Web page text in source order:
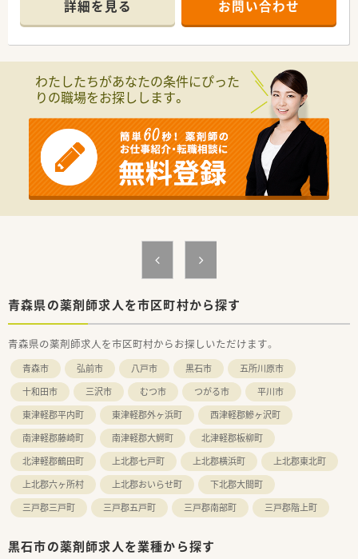
厚生労働省が示した「患者のための薬局ビジョン」において求め
られている項目に対し、独自の研修体制を整備。
階層別に達成項目を設定し、座学だけではなく行動もあわせて全
患者様もご高齢の方が多い為、勤務されている方々は基本的に皆
さん穏やかにお話しをされるので丁寧に指導していただけま
じっくりスキルアップをしていきたい方に大変オススメです。
詳細を見る お問い合わせ
わたしたちがあなたの条件にぴった
りの職場をお探しします。
青森県の薬剤師求人を市区町村から探す
青森県の薬剤師求人を市区町村からお探しいただけます。
青森市 弘前市 八戸市 黒石市
五所川原市
十和田市
三沢市 むつ市 つがる市
平川市
東津軽郡平内町
東津軽郡外ヶ浜町
西津軽郡鰺ヶ沢町
南津軽郡藤崎町
南津軽郡大鰐町
北津軽郡板柳町
北津軽郡鶴田町
上北郡七戸町 上北郡横浜町
上北郡東北町
上北郡六ヶ所村
上北郡おいらせ町
下北郡大間町
三戸郡三戸町
三戸郡五戸町 三戸郡南部町 三戸郡階上町
黒石市の薬剤師求人を業種から探す